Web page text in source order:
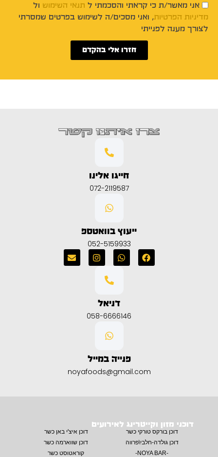
אני מאשר/ת כי קראתי והסכמתי ל תנאי השימוש ול
מדיניות הפרטיות, ואני מסכים/ה לשימוש בפרטים שמסרתי
לצורך מענה לפנייתי
חזרו אלי בהקדם
צרו איתנו קשר
חייגו אלינו
072-2119587
ייעוץ בוואטספ
052-5159933
דניאל
058-6666146
פנייה במייל
noyafoods@gmail.com
דוכני מזון וקייטרינג לאירועים
דוכן בורקס טורקי כשר
דוכן איצ'י באן כשר
דוכן גולדה-חלבי\פרווה
דוכן שווארמה כשר
-NOYA BAR-
קוראטוסט כשר